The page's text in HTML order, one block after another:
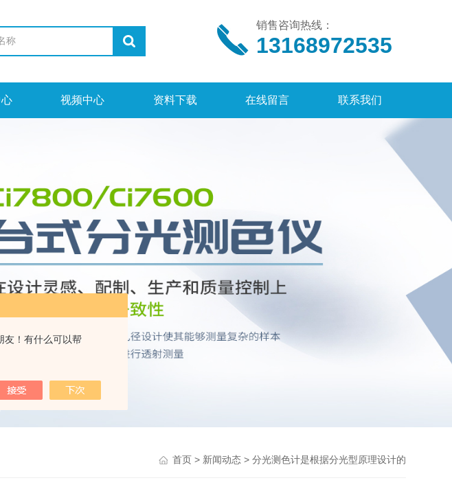
友！有什么可以帮
销售咨询热线：
13168972535
视频中心 资料下载 在线留言 联系我们
首页> 新闻动态> 分光测色计是根据分光型原理设计的